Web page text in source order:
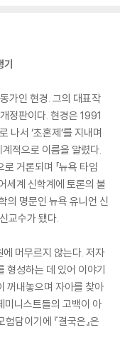
기
가인 현경. 그의 대표작
정판이다. 현경은 1991
나서 ‘초혼제’를 지내며
적으로 이름을 알렸다.
거론되며 「뉴욕 타임
어세계 신학계에 토론의 불
의 명문인 뉴욕 유니언 신
교수가 됐다.
머무르지 않는다. 저자
형성하는 데 있어 이야기
꺼내놓으며 자아를 찾아
미니스트들의 고백이 아
담이기에 『결국은』은